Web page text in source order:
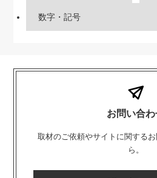
数字・記号
お問い合わ
取材のご依頼やサイトに関する
ら。